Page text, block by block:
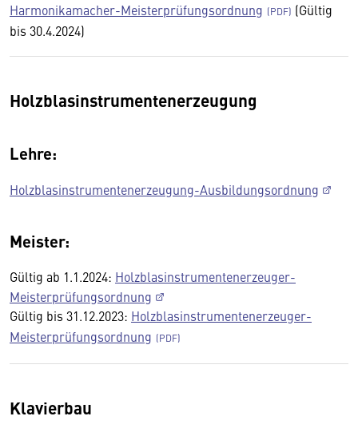
Harmonikamacher-Meisterprüfungsordnung
(Gültig
bis 30.4.2024)
Holzblasinstrumentenerzeugung
Lehre:
Holzblasinstrumentenerzeugung-Ausbildungsordnung
Meister:
Gültig ab 1.1.2024: Holzblasinstrumentenerzeuger-
Meisterprüfungsordnung
Gültig bis 31.12.2023: Holzblasinstrumentenerzeuger-
Meisterprüfungsordnung
Klavierbau